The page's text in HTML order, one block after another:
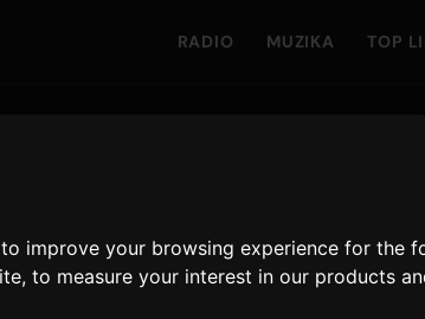
improve your browsing experience for the
,to measure your interest in our products
RADIO MUZIKA TOP